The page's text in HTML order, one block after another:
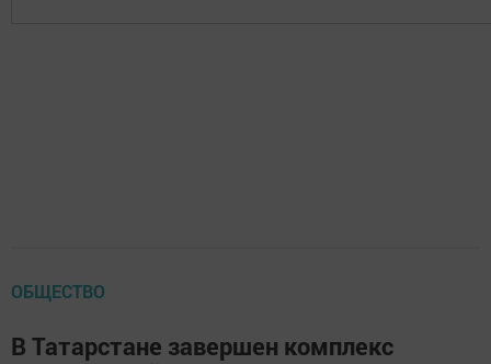
ОБЩЕСТВО
В Татарстане завершен комплекс